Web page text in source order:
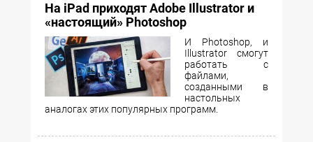
На iPad приходят Adobe Illustrator и
«настоящий» Photoshop
И Photoshop, и
Illustrator смогут
работать с
файлами,
созданными в
настольных
аналогах этих популярных программ.